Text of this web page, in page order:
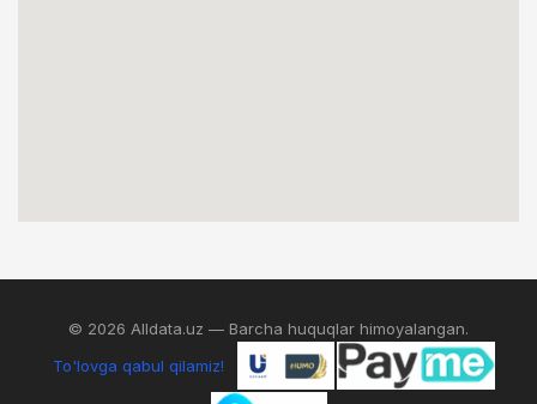
© 2026 Alldata.uz — Barcha huquqlar himoyalangan.
To'lovga qabul qilamiz!